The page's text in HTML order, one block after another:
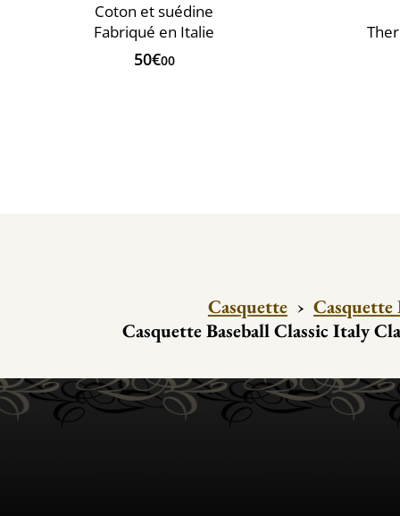
Coton et suédine
Fabriqué en Italie
50€00
Casquette › Casquette
Casquette Baseball Classic Italy